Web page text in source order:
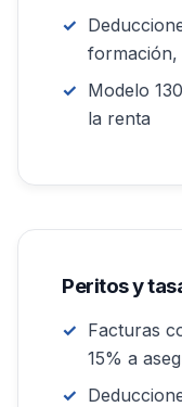
formación,
Modelo
la renta
Peritos y
Facturas
15% a